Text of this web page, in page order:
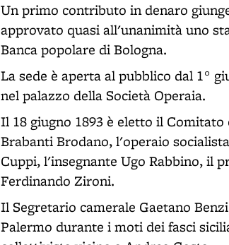
Un primo contributo in denaro
approvato quasi all'unanimità uno
Banca popolare di Bologna.
La sede è aperta al pubblico dal 1°
nel palazzo della Società Operaia.
Il 18 giugno 1893 è eletto il
Brabanti Brodano, l'operaio
Cuppi, l'insegnante Ugo Rabbino, il
Ferdinando Zironi.
Il Segretario camerale Gaetano
Palermo durante i moti dei fasci